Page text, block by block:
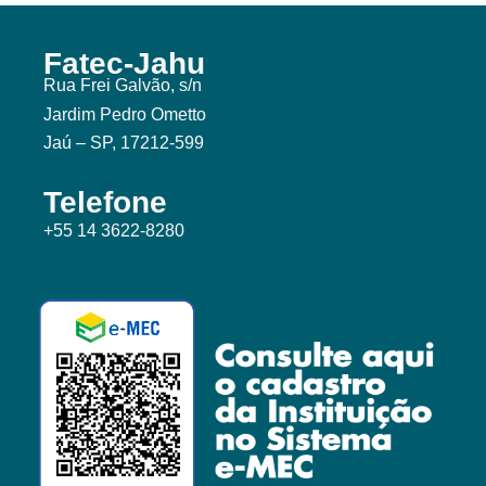
Fatec-Jahu
Rua Frei Galvão, s/n
Jardim Pedro Ometto
Jaú – SP, 17212-599
Telefone
+55 14 3622-8280